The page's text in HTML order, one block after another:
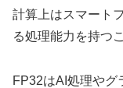
計算上はスマート
る処理能力を持つ
FP32はAI処理やグ